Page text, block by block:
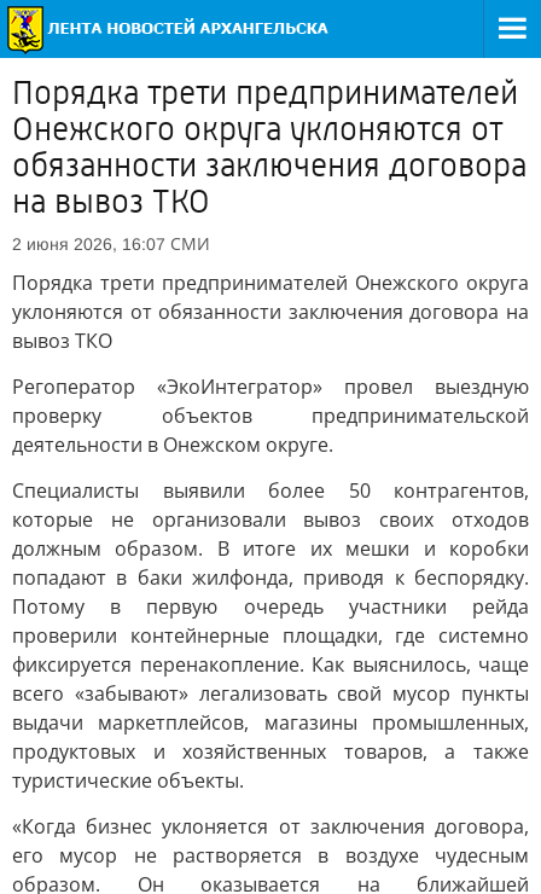
Порядка трети предпринимателей
Онежского округа уклоняются от
обязанности заключения договора
на вывоз ТКО
2 июня 2026, 16:07 СМИ
Порядка трети предпринимателей Онежского округа
уклоняются от обязанности заключения договора на
вывоз ТКО
Регоператор «ЭкоИнтегратор» провел выездную
проверку объектов предпринимательской
деятельности в Онежском округе.
Специалисты выявили более 50 контрагентов,
которые не организовали вывоз своих отходов
должным образом. В итоге их мешки и коробки
попадают в баки жилфонда, приводя к беспорядку.
Потому в первую очередь участники рейда
проверили контейнерные площадки, где системно
фиксируется перенакопление. Как выяснилось, чаще
всего «забывают» легализовать свой мусор пункты
выдачи маркетплейсов, магазины промышленных,
продуктовых и хозяйственных товаров, а также
туристические объекты.
«Когда бизнес уклоняется от заключения договора,
его мусор не растворяется в воздухе чудесным
образом. Он оказывается на ближайшей